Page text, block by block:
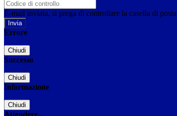
E-mail inviata, si prega di controllare la casella di
Errore
Chiudi
Successo
Chiudi
Informazione
Chiudi